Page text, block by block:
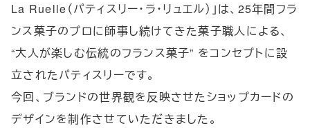
La Ruelle（パティスリー・ラ・リュエル）」は、25年間フラ
ンス菓子のプロに師事し続けてきた菓子職人による、
“大人が楽しむ伝統のフランス菓子” をコンセプトに設
立されたパティスリーです。
今回、ブランドの世界観を反映させたショップカードの
デザインを制作させていただきました。